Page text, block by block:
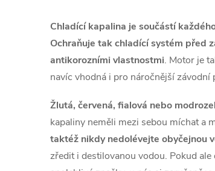
Chladící kapalina je součástí
Ochraňuje tak chladící systém před
antikorozními vlastnostmi. Motor je
navíc vhodná i pro náročnější závodní
Žlutá, červená, fialová nebo
kapaliny neměli mezi sebou míchat a
taktéž nikdy nedolévejte obyčejnou
zředit i destilovanou vodou. Pokud